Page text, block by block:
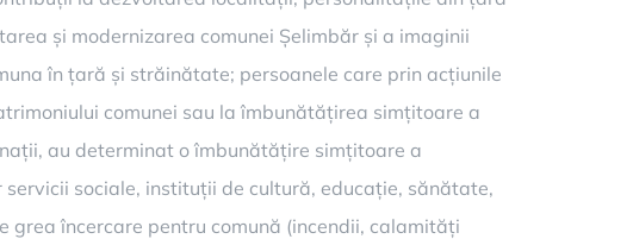
și modernizarea comunei Șelimbăr și a imaginii
în țară și străinătate; persoanele care prin acțiunile
comunei sau la îmbunătățirea simțitoare a
au determinat o îmbunătățire simțitoare a
sociale, instituții de cultură, educație, sănătate,
încercare pentru comună (incendii, calamități